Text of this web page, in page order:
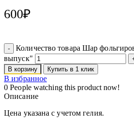
600₽
Количество товара Шар
выпуск"
В корзину Купить в 1 клик
В избранное
0 People watching this product now!
Описание
Цена указана с учетом гелия.